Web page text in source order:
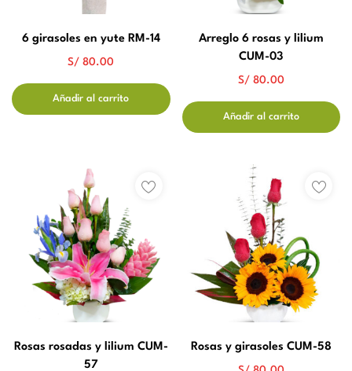
6 girasoles en yute RM-14
S/ 80.00
Añadir al carrito
Arreglo 6 rosas y lilium
CUM-03
S/80.00
Añadir al carrito
Rosas rosadas y lilium CUM-
57
Rosas y girasoles CUM-58